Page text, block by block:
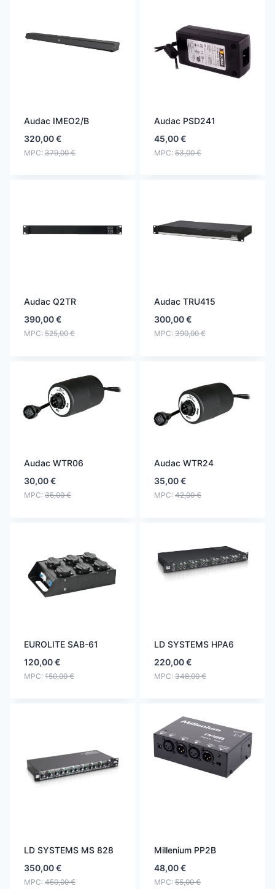
Audac IMEO2/B
320,00€
MPC: 379,00€
Audac PSD241
45,00€
MPC: 53,00€
Audac Q2TR
390,00€
MPC: 525,00€
Audac TRU415
300,00€
MPC: 390,00€
Audac WTR06
30,00€
MPC: 35,00€
Audac WTR24
35,00€
MPC: 42,00€
EUROLITE SAB-61
120,00€
MPC: 150,00€
LD SYSTEMS HPA6
220,00€
MPC: 348,00€
LD SYSTEMS MS 828
350,00€
MPC: 450,00€
Millenium PP2B
48,00€
MPC: 55,00€